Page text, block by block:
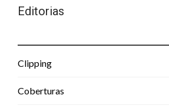
Editorias
Clipping
Coberturas